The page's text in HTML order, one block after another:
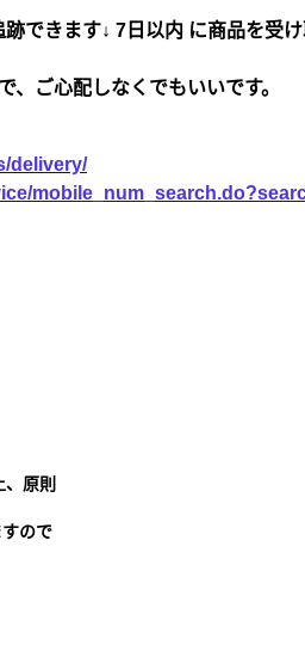
できます↓ 7日以内 に商品を
ご心配しなくでもいいです。
delivery/
原則
ので